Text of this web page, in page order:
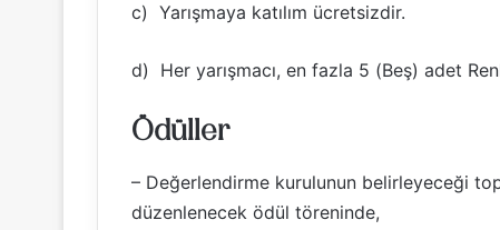
c) Yarışmaya katılım ücretsizdir.
d) Her yarışmacı, en fazla 5 (Beş) adet
Ödüller
– Değerlendirme kurulunun belirleyeceği
düzenlenecek ödül töreninde,